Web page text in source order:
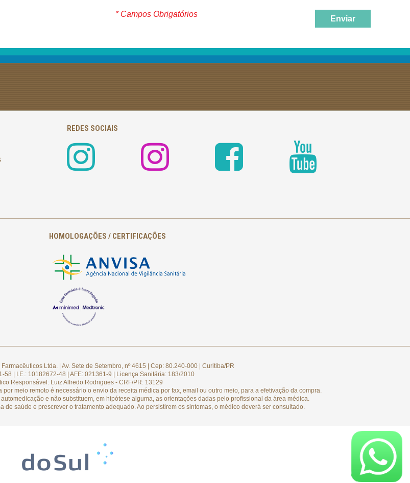
* Campos Obrigatórios
Enviar
REDES SOCIAIS
HOMOLOGAÇÕES / CERTIFICAÇÕES
Ltda. | Av. Sete de Setembro, nº 4615 | Cep: 80.240-000 | Curitiba/PR
58 | I.E.: 10182672-48 | AFE: 021361-9 | Licença Sanitária: 183/2010
Responsável: Luiz Alfredo Rodrigues - CRF/PR: 13129
meio remoto é necessário o envio da receita médica por fax, email ou outro meio, para a efetivação da compra.
e não substituem, em hipótese alguma, as orientações dadas pelo profissional da área médica.
saúde e prescrever o tratamento adequado. Ao persistirem os sintomas, o médico deverá ser consultado.